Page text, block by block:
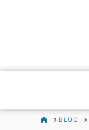
HOMEBLOG